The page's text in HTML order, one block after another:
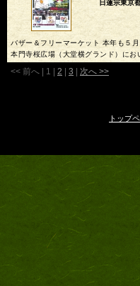
日蓮宗東京
バザー＆フリーマーケット 本年も５
本門寺桜広場（大堂横グランド）にお
<< 前へ 1 2 3 次へ >>
トップ